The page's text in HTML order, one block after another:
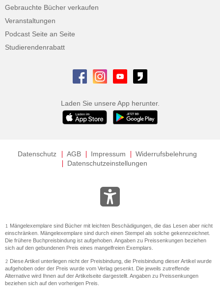
Gebrauchte Bücher verkaufen
Veranstaltungen
Podcast Seite an Seite
Studierendenrabatt
Laden Sie unsere App herunter.
Datenschutz AGB Impressum
Widerrufsbelehrung
Datenschutzeinstellungen
1 Mängelexemplare sind Bücher mit leichten Beschädigungen, die das Lesen aber nicht
einschränken. Mängelexemplare sind durch einen Stempel als solche gekennzeichnet.
Die frühere Buchpreisbindung ist aufgehoben. Angaben zu Preissenkungen beziehen
sich auf den gebundenen Preis eines mangelfreien Exemplars.
2 Diese Artikel unterliegen nicht der Preisbindung, die Preisbindung dieser Artikel wurde
aufgehoben oder der Preis wurde vom Verlag gesenkt. Die jeweils zutreffende
Alternative wird Ihnen auf der Artikelseite dargestellt. Angaben zu Preissenkungen
beziehen sich auf den vorherigen Preis.